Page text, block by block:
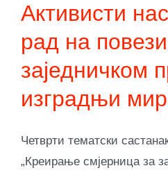
Активисти
рад на
заједничком
изградњи
Четврти тематски
„Креирање смјерница за